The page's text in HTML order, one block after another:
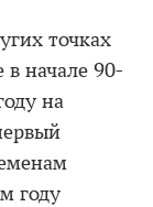
точках
начале 90-
на
году